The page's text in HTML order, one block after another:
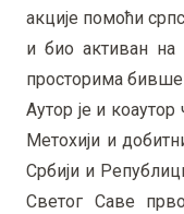
акције помоћи
и био активан на
просторима бивше
Аутор је и
Метохији и
Србији и
Светог Саве